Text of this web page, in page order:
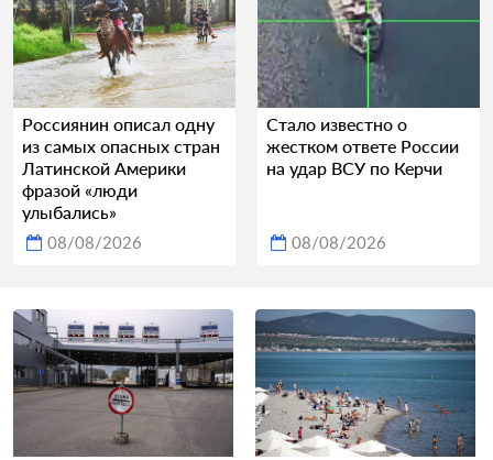
Россиянин описал одну
из самых опасных стран
Латинской Америки
фразой «люди
улыбались»
08/08/2026
Стало известно о
жестком ответе России
на удар ВСУ по Керчи
08/08/2026